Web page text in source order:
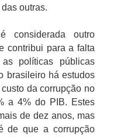
outras.
considerada outro
contribui para a falta
políticas públicas
brasileiro há estudos
da corrupção no
a 4% do PIB. Estes
de dez anos, mas
de que a corrupção